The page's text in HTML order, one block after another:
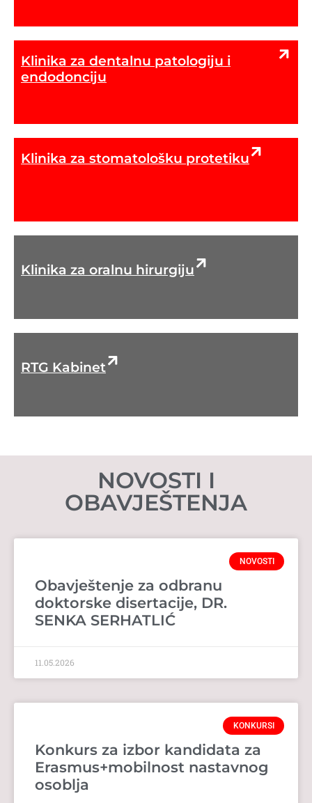
Klinika za dentalnu patologiju i
endodonciju
Klinika za stomatološku protetiku
Klinika za oralnu hirurgiju
RTG Kabinet
NOVOSTI I
OBAVJEŠTENJA
NOVOSTI
Obavještenje za odbranu
doktorske disertacije, DR.
SENKA SERHATLIĆ
11.05.2026
KONKURSI
Konkurs za izbor kandidata za
Erasmus+mobilnost nastavnog
osoblja